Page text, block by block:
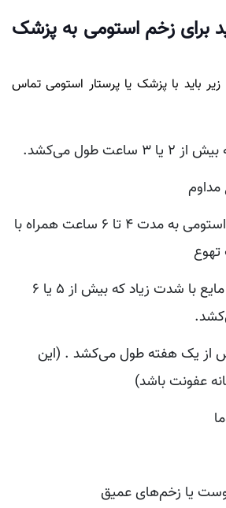
برای زخم استومی به پزشک
باید با پزشک یا پرستار استومی تماس
طول می‌کشد.
مداوم
بدون مدفوع از استومی به مدت 4 تا 6 ساعت همراه با
تهوع
ترشحات بسیار مایع با شدت زیاد که بیش از 5 یا 6
از یک هفته طول می‌کشد . (این
عفونت باشد)
یا زخم‌های عمیق